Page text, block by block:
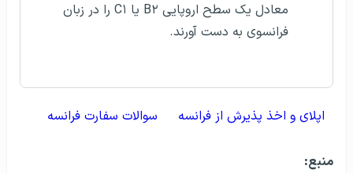
معادل یک سطح اروپایی B۲ یا C۱ را در زبان
فرانسوی به دست آورند.
اپلای و اخذ پذیرش از فرانسه سوالات سفارت فرانسه
منبع: